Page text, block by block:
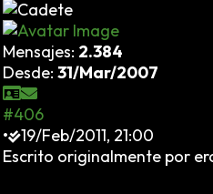
Mensajes: 2.384
Desde: 31/Mar/2007
#406
•
19/Feb/2011, 21:00
Escrito originalmente por